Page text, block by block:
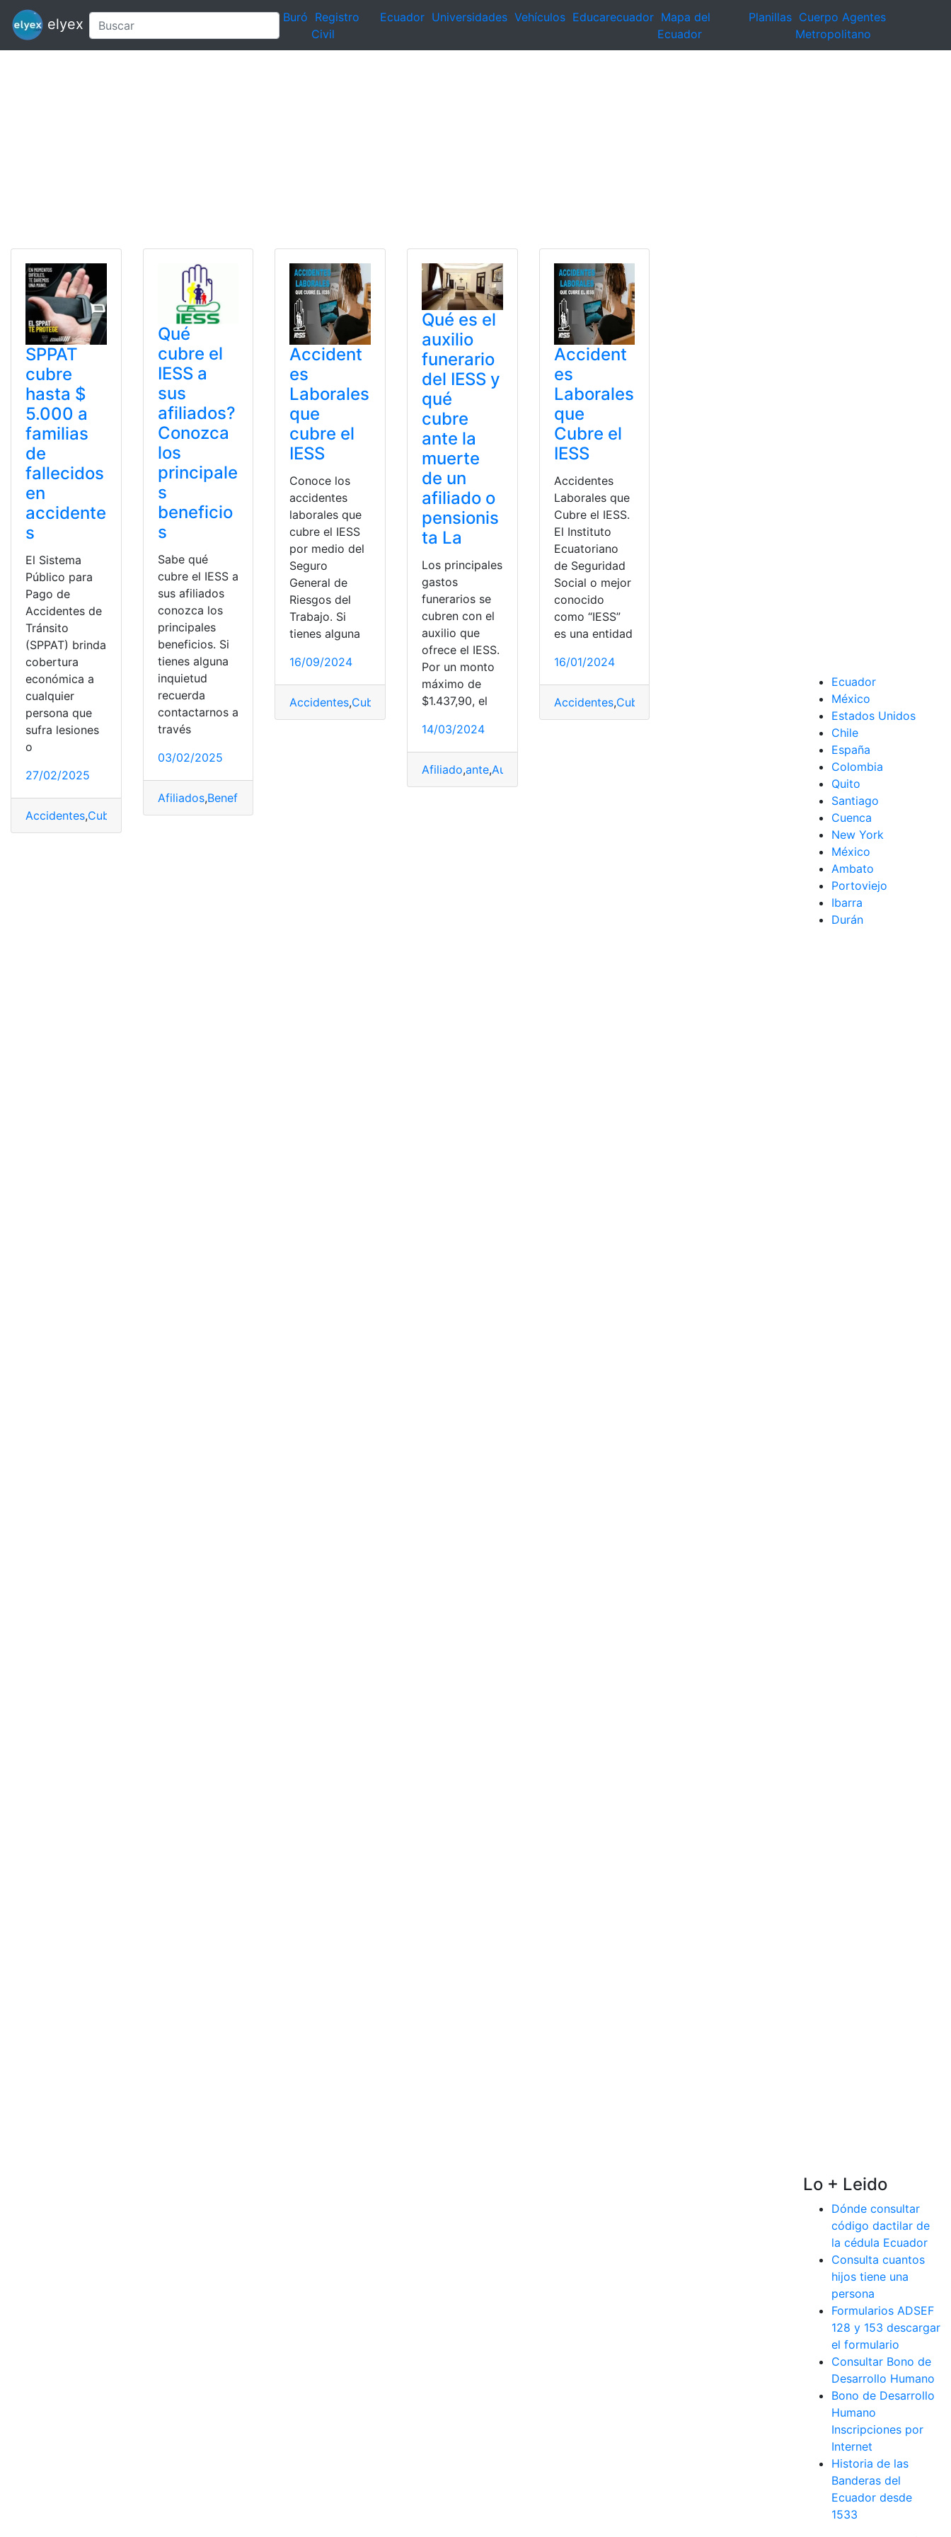
elyex Buró Registro
Civil
Ecuador Universidades Vehículos Educarecuador Mapa del
Ecuador
Planillas Cuerpo Agentes
Metropolitano
SPPAT
cubre
hasta $
5.000 a
familias
de
fallecidos
en
accidente
s
El Sistema
Público para
Pago de
Accidentes de
Tránsito
(SPPAT) brinda
cobertura
económica a
cualquier
persona que
sufra lesiones
o
27/02/2025
Accidentes,Cubre Entretenimiento,Fallecidos
Qué
cubre el
IESS a
sus
afiliados?
Conozca
los
principale
s
beneficio
s
Sabe qué
cubre el IESS a
sus afiliados
conozca los
principales
beneficios. Si
tienes alguna
inquietud
recuerda
contactarnos a
través
03/02/2025
Afiliados,Beneficios
Accident
es
Laborales
que
cubre el
IESS
Conoce los
accidentes
laborales que
cubre el IESS
por medio del
Seguro
General de
Riesgos del
Trabajo. Si
tienes alguna
16/09/2024
Accidentes,Cubre Laborales
Qué es el
auxilio
funerario
del IESS y
qué
cubre
ante la
muerte
de un
afiliado o
pensionis
ta La
Los principales
gastos
funerarios se
cubren con el
auxilio que
ofrece el IESS.
Por un monto
máximo de
$1.437,90, el
14/03/2024
Afiliado,ante,Auxilio
Accident
es
Laborales
que
Cubre el
IESS
Accidentes
Laborales que
Cubre el IESS.
El Instituto
Ecuatoriano
de Seguridad
Social o mejor
conocido
como “IESS”
es una entidad
16/01/2024
Accidentes,Cubre
Ecuador
México
Estados Unidos
Chile
España
Colombia
Quito
Santiago
Cuenca
New York
México
Ambato
Portoviejo
Ibarra
Durán
Lo + Leido
Dónde consultar
código dactilar de
la cédula Ecuador
Consulta cuantos
hijos tiene una
persona
Formularios ADSEF
128 y 153 descargar
el formulario
Consultar Bono de
Desarrollo Humano
Bono de Desarrollo
Humano
Inscripciones por
Internet
Historia de las
Banderas del
Ecuador desde
1533